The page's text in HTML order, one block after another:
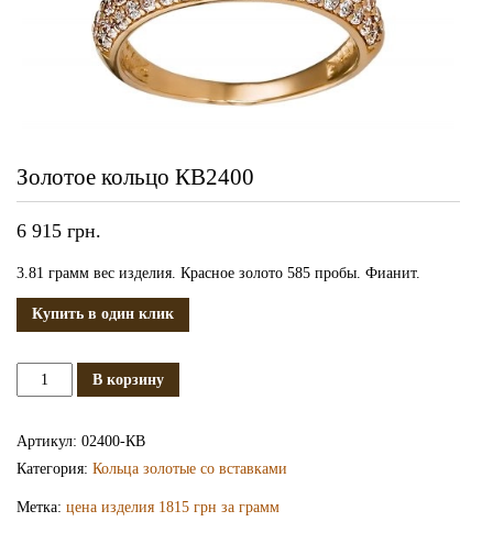
Золотое кольцо КВ2400
6 915 грн.
3.81 грамм вес изделия. Красное золото 585 пробы. Фианит.
Купить в один клик
КоличествоВ корзину
Артикул: 02400-КВ
Категория: Кольца золотые со вставками
Метка: цена изделия 1815 грн за грамм